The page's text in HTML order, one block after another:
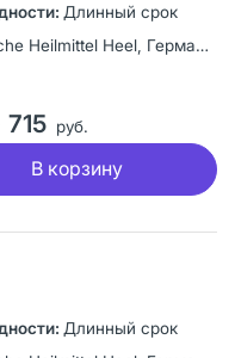
Длинный срок
Biologische Heilmittel Heel, Германия
715 руб.
В корзину
Длинный срок